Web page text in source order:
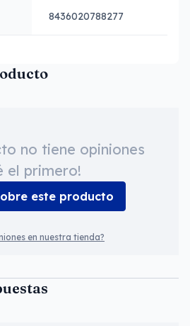
8436020788277
no tiene opiniones
el primero!
este producto
en nuestra tienda?